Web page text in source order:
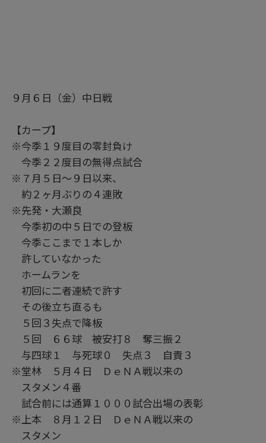
９月６日（金）中日戦
【カープ】
※今季１９度目の零封負け
今季２２度目の無得点試合
※７月５日～９日以来、
約２ヶ月ぶりの４連敗
※先発・大瀬良
今季初の中５日での登板
今季ここまで１本しか
許していなかった
ホームランを
初回に二者連続で許す
その後立ち直るも
５回３失点で降板
５回 ６６球 被安打８ 奪三振２
与四球１ 与死球０ 失点３ 自責３
※堂林 ５月４日 ＤｅＮＡ戦以来の
スタメン４番
試合前には通算１０００試合出場の表彰
※上本 ８月１２日 ＤｅＮＡ戦以来の
スタメン